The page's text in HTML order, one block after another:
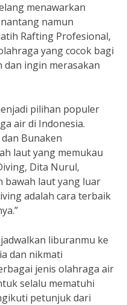
menawarkan
namun
Rafting Profesional,
yang cocok bagi
dan ingin merasakan
pilihan populer
air di Indonesia.
Bunaken
laut yang memukau
Dita Nurul,
bawah laut yang luar
adalah cara terbaik
liburanmu ke
dan nikmati
jenis olahraga air
selalu mematuhi
petunjuk dari